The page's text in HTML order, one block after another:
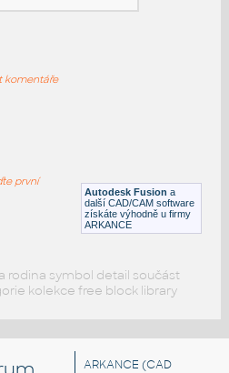
4 INCH I.D. LONG NECK
LONG NECK I.D. COLLAR
Autodesk Fusion a
další CAD/CAM software
získáte výhodně u firmy
ARKANCE
komentáře
první
rodina symbol detail součást
kolekce free block library
ARKANCE (CAD